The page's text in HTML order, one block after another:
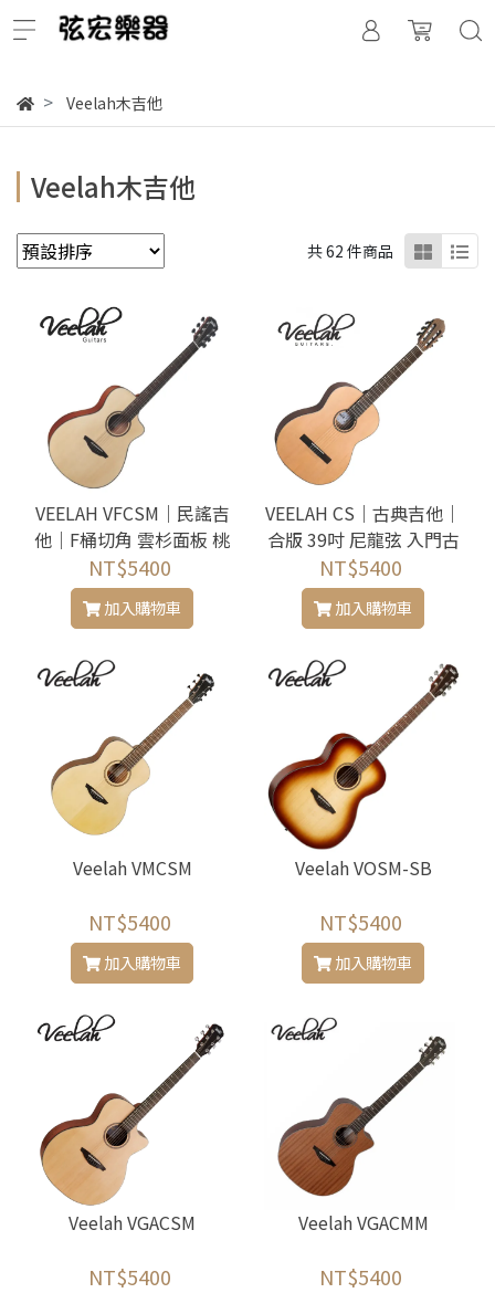
Veelah木吉他
Veelah木吉他
共 62 件商品
VEELAH VFCSM｜民謠吉
他｜F桶切角 雲杉面板 桃
花心木側背 合板入門
NT$5400
加入購物車
VEELAH CS｜古典吉他｜
合版 39吋 尼龍弦 入門古
典吉他 桃花心木
NT$5400
加入購物車
Veelah VMCSM
NT$5400
加入購物車
Veelah VOSM-SB
NT$5400
加入購物車
Veelah VGACSM
NT$5400
Veelah VGACMM
NT$5400